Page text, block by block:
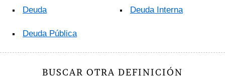
Deuda
Deuda Pública
Deuda Interna
BUSCAR OTRA DEFINICIÓN